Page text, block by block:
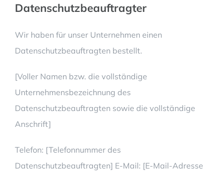
Datenschutz­beauftragter
Wir haben für unser Unternehmen einen
Datenschutzbeauftragten bestellt.
[Voller Namen bzw. die vollständige
Unternehmensbezeichnung des
Datenschutzbeauftragten sowie die vollständige
Anschrift]
Telefon: [Telefonnummer des
Datenschutzbeauftragten] E-Mail: [E-Mail-Adresse